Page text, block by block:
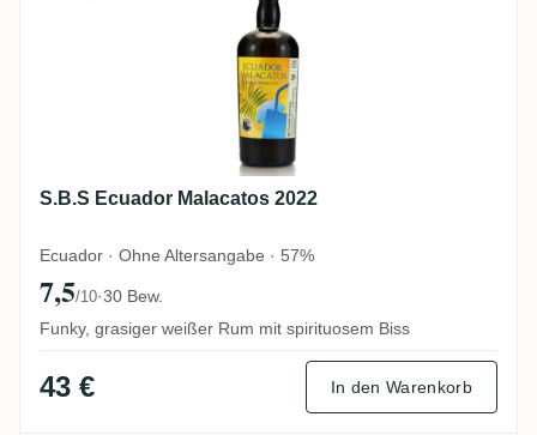
S.B.S Ecuador Malacatos 2022
Ecuador · Ohne Altersangabe · 57%
7,5/10·30 Bew.
Funky, grasiger weißer Rum mit spirituosem Biss
43 € In den Warenkorb